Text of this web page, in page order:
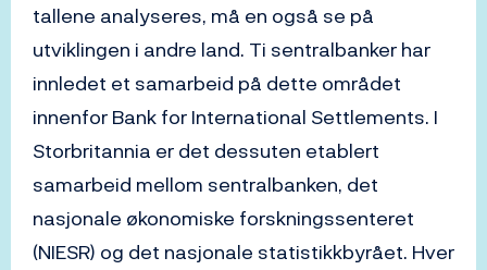
tallene analyseres, må en også se på
utviklingen i andre land. Ti sentralbanker har
innledet et samarbeid på dette området
innenfor Bank for International Settlements. I
Storbritannia er det dessuten etablert
samarbeid mellom sentralbanken, det
nasjonale økonomiske forskningssenteret
(NIESR) og det nasjonale statistikkbyrået. Hver